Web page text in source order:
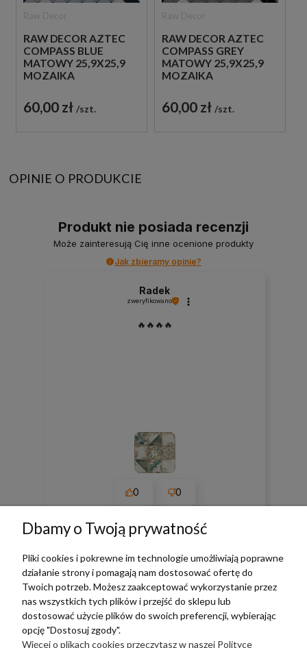
RAW DECOR AZTEC
COMPASS BLUE
MATOWY 25,9X25,9
MOZAIKA
60,00 zł szt.
RAW DECOR AZTEC
COMPASS GREY
MATOWY 25,9X25,9
MOZAIKA
60,00 zł szt.
OPINIE O PRODUKCIE
Produkt nie posiada recenzji
Może zainteresują Cię inne ocenione produkty
Jak zbieramy opinie?
Radek
zweryfikowano
🔥🔥🔥🔥
0 0
zebranych i zweryfikowanych przez
Dbamy o Twoją prywatność
Pliki cookies i pokrewne im technologie umożliwiają poprawne
działanie strony i pomagają nam dostosować ofertę do
Twoich potrzeb. Możesz zaakceptować wykorzystanie przez
nas wszystkich tych plików i przejść do sklepu lub
dostosować użycie plików do swoich preferencji, wybierając
opcję "Dostosuj zgody".
Więcej o plikach cookies przeczytasz w naszej Polityce